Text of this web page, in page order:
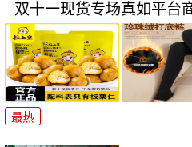
双十一现货专场真如平台
最热